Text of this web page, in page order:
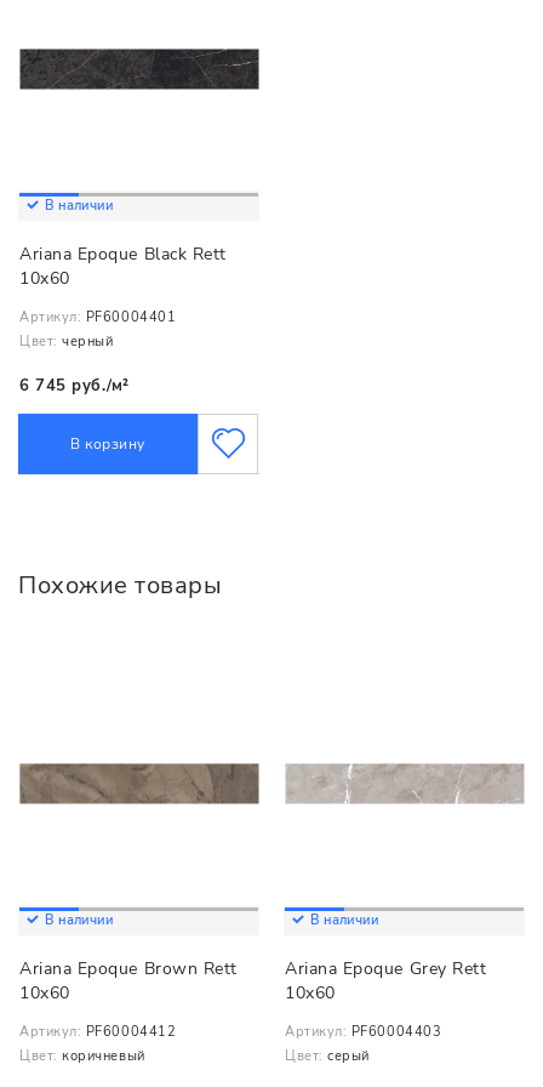
В наличии
Ariana Epoque Black Rett
10x60
Артикул: PF60004401
Цвет: черный
6 745 руб./м²
В корзину
Похожие товары
В наличии
Ariana Epoque Brown Rett
10x60
Артикул: PF60004412
Цвет: коричневый
В наличии
Ariana Epoque Grey Rett
10x60
Артикул: PF60004403
Цвет: серый